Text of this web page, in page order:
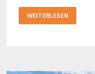
PUERTO
AYORA
AUF
WEITERLESEN